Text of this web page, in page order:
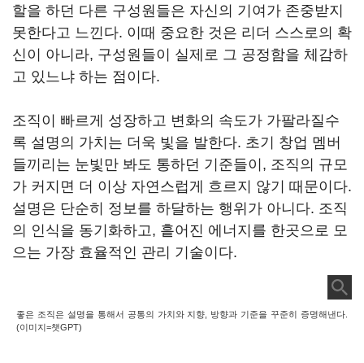
할을 하던 다른 구성원들은 자신의 기여가 존중받지
못한다고 느낀다. 이때 중요한 것은 리더 스스로의 확
신이 아니라, 구성원들이 실제로 그 공정함을 체감하
고 있느냐 하는 점이다.
조직이 빠르게 성장하고 변화의 속도가 가팔라질수
록 설명의 가치는 더욱 빛을 발한다. 초기 창업 멤버
들끼리는 눈빛만 봐도 통하던 기준들이, 조직의 규모
가 커지면 더 이상 자연스럽게 흐르지 않기 때문이다.
설명은 단순히 정보를 하달하는 행위가 아니다. 조직
의 인식을 동기화하고, 흩어진 에너지를 한곳으로 모
으는 가장 효율적인 관리 기술이다.
좋은 조직은 설명을 통해서 공통의 가치와 지향, 방향과 기준을 꾸준히 증명해낸다.
(이미지=챗GPT)